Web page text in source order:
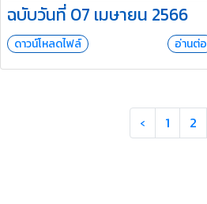
ฉบับวันที่ 07 เมษายน 2566
ดาวน์โหลดไฟล์ อ่านต่อ
‹ 1 2